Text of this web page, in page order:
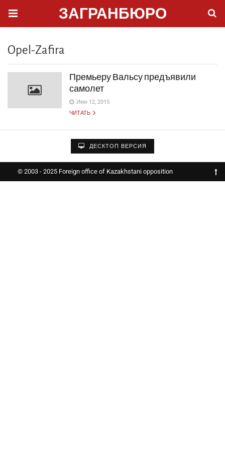
ЗАГРАНБЮРО
Opel-Zafira
Премьеру Вальсу предъявили
самолет
Июн 12, 2015
ЧИТАТЬ
ДЕСКТОП ВЕРСИЯ
© 2003 - 2025 Foreign office of Kazakhstani opposition